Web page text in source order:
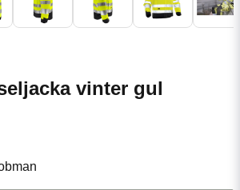
vinter gul